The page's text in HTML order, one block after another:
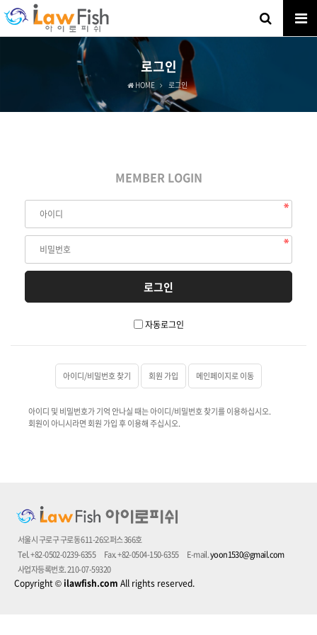
로그인
HOME 로그인
MEMBER LOGIN
자동로그인
아이디/비밀번호 찾기 회원 가입 메인페이지로 이동
아이디 및 비밀번호가 기억 안나실 때는 아이디/비밀번호 찾기를 이용하십시오.
회원이 아니시라면 회원 가입 후 이용해 주십시오.
서울시 구로구 구로동 611-26오퍼스 366호
Tel. +82-0502-0239-6355
Fax. +82-0504-150-6355 E-mail.yoon1530@gmail.com
사업자등록번호. 210-07-59320
Copyright©ilawfish.com All rights reserved.